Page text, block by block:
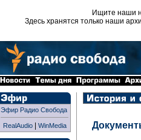
Ищите наши
Здесь хранятся только наши
Эфир Радио Свобода
RealAudio| WinMedia